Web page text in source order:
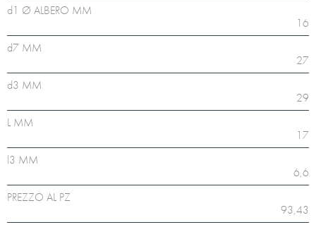
d1 Ø ALBERO MM
16
d7 MM
27
d3 MM
29
L MM
17
l3 MM
6,6
PREZZO AL PZ
93,43